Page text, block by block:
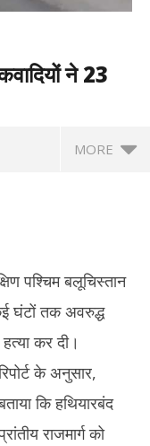
ने 23
MORE
पश्चिम बलूचिस्तान
घंटों तक अवरुद्ध
कर दी।
के अनुसार,
कि हथियारबंद
राजमार्ग को